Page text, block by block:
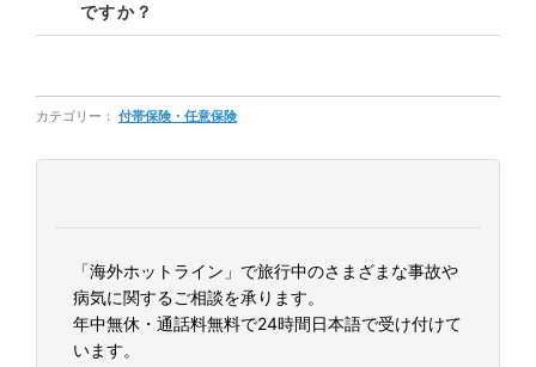
ですか？
カテゴリー： 付帯保険・任意保険
「海外ホットライン」で旅行中のさまざまな事故や
病気に関するご相談を承ります。
年中無休・通話料無料で24時間日本語で受け付けて
います。